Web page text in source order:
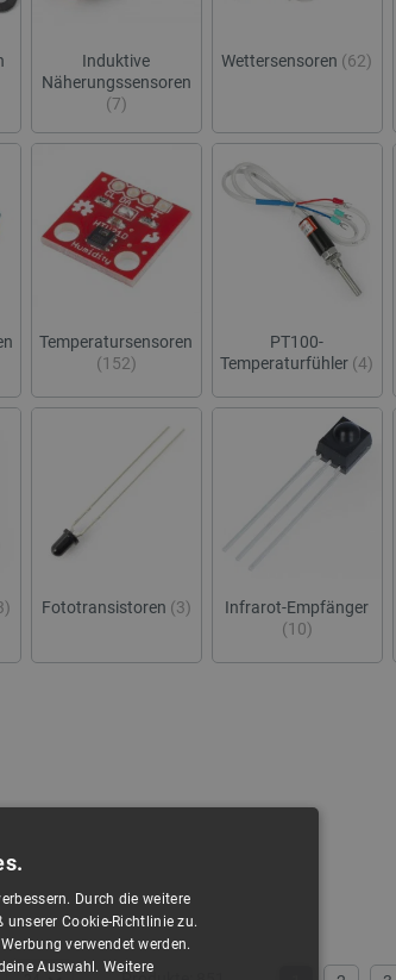
Induktive
Näherungssensoren
(7)
Wettersensoren (62)
Temperatursensoren
(152)
PT100-
Temperaturfühler (4)
Fototransistoren (3)
Infrarot-Empfänger
(10)
Durch die weitere
Cookie-Richtlinie zu.
verwendet werden.
Auswahl.Weitere